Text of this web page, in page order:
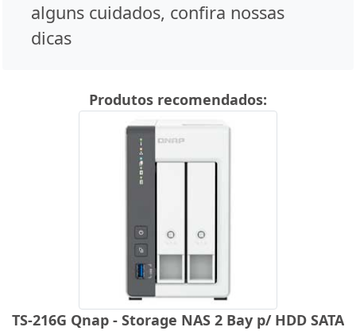
alguns cuidados, confira nossas
dicas
Produtos recomendados:
TS-216G Qnap - Storage NAS 2 Bay p/ HDD SATA